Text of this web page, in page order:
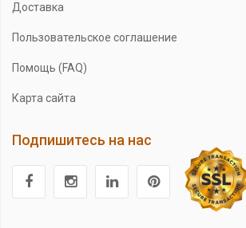
Доставка
Пользовательское соглашение
Помощь (FAQ)
Карта сайта
Подпишитесь на нас